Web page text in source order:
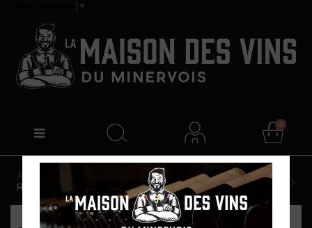
▼
0
Accueil
Château la Croix Martelle "Marvès" IGP Oc
Rouge 2022